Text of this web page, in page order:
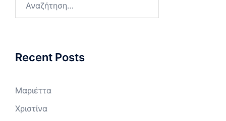
Recent Posts
Μαριέττα
Χριστίνα